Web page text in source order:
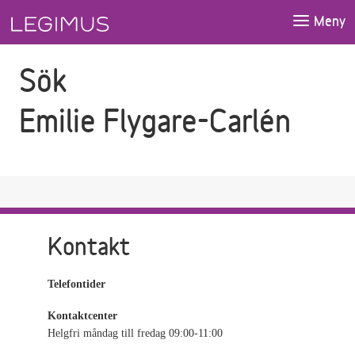
Meny
Sök
Emilie Flygare-Carlén
Kontakt
Telefontider
Kontaktcenter
Helgfri måndag till fredag 09:00-11:00